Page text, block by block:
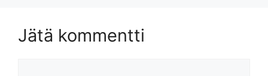
Jätä kommentti